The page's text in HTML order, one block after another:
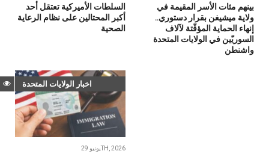
السلطات الأميركية تعتقل أحد
أكبر المحتالين على نظام الرعاية
الصحية
بينهم مئات الأسر المقيمة في
ولاية ميشيغن بقرار دستوري..
إنهاء الحماية المؤقّتة لآلاف
السوريّين في الولايات المتحدة
واشنطن
اخبار الولايات المتحدة
يونيو 29TH, 2026